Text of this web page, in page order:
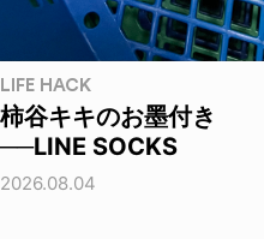
LIFE HACK
柿谷キキのお墨付き
──LINE SOCKS
2026.08.04